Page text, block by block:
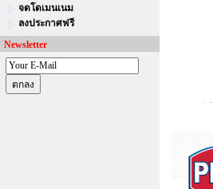
จดโดเมนเนม
ลงประกาศฟรี
Newsletter